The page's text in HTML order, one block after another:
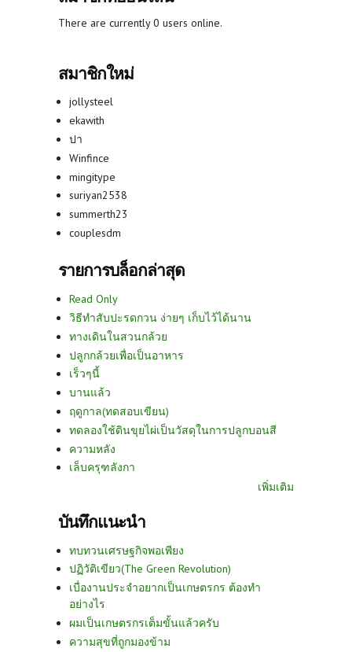
There are currently 0 users online.
สมาชิกใหม่
jollysteel
ekawith
ปา
Winfince
mingitype
suriyan2538
summerth23
couplesdm
รายการบล็อกล่าสุด
Read Only
วิธีทำสับปะรดกวน ง่ายๆ เก็บไว้ได้นาน
ทางเดินในสวนกล้วย
ปลูกกล้วยเพื่อเป็นอาหาร
เร็วๆนี้
บานแล้ว
ฤดูกาล(ทดสอบเขียน)
ทดลองใช้ดินขุยไผ่เป็นวัสดุในการปลูกบอนสี
ความหลัง
เล็บครุฑลังกา
เพิ่มเติม
บันทึกแนะนำ
ทบทวนเศรษฐกิจพอเพียง
ปฏิวัติเขียว(The Green Revolution)
เบื่องานประจำอยากเป็นเกษตรกร ต้องทำ
อย่างไร
ผมเป็นเกษตรกรเต็มขั้นแล้วครับ
ความสุขที่ถูกมองข้าม